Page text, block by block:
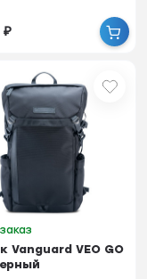
₽
Vanguard VEO GO